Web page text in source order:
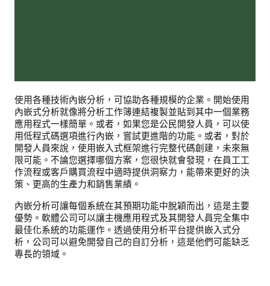
使用各種技術內嵌分析，可協助各種規模的企業。開始使用
內嵌式分析就像將分析工作簿連結複製並貼到其中一個業務
應用程式一樣簡單。或者，如果您是公民開發人員，可以使
用低程式碼選項進行內嵌，嘗試更進階的功能。或者，對於
開發人員來說，使用嵌入式框架進行完整代碼創建，未來無
限可能。不論您選擇哪個方案，您很快就會發現，在員工工
作流程或客戶購買流程中適時提供洞察力，能帶來更好的決
策、更高的生產力和銷售業績。
內嵌分析可讓每個系統在其預期功能中脫穎而出，這是主要
優勢。軟體公司可以讓主機應用程式及其開發人員完全集中
最佳化系統的功能運作。透過使用分析平台提供嵌入式分
析，公司可以避免開發自己的自訂分析，這是他們可能缺乏
專長的領域。